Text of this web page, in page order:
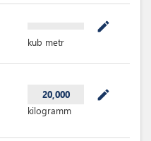
mode_edit
kub metr
20,000 mode_edit
kilogramm